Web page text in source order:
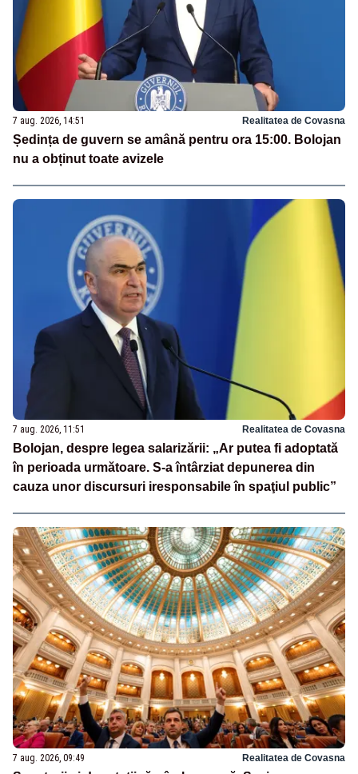
7 aug. 2026, 14:51 Realitatea de Covasna
Ședința de guvern se amână pentru ora 15:00. Bolojan
nu a obținut toate avizele
7 aug. 2026, 11:51 Realitatea de Covasna
Bolojan, despre legea salarizării: „Ar putea fi adoptată
în perioada următoare. S-a întârziat depunerea din
cauza unor discursuri iresponsabile în spaţiul public”
7 aug. 2026, 09:49 Realitatea de Covasna